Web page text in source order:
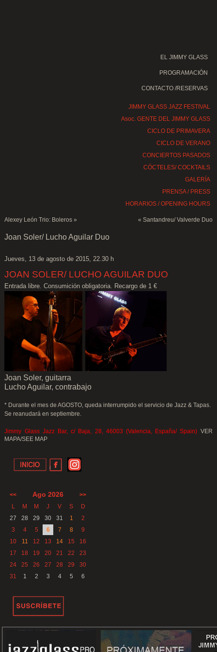
EL JIMMY GLASS
PROGRAMACIÓN
CONTACTO /RESERVAS
JIMMY GLASS JAZZ FESTIVAL
Asoc. GENTE DEL JIMMY GLASS
CICLO DE PRIMAVERA
CICLO DE VERANO
CONCIERTOS PASADOS
CÓCTELES/ COCKTAILS
GALERÍA
PRENSA / PRESS
HORARIOS / OPENING HOURS
Alexey León Trio: Boleros » « Santandreu/ Valverde Duo
Joan Soler/ Lucho Aguilar Duo
Jueves, 13 de agosto de 2015, 22.30 h
JOAN SOLER/ LUCHO AGUILAR DUO
Entrada libre. Consumición obligatoria. Recargo de 1 €
Joan Soler, guitarra
Lucho Aguilar, contrabajo
* Durante el mes de AGOSTO, queda interrumpido el servicio de Jazz & Tapas.
Se reanudará en septiembre.
Jimmy Glass Jazz Bar, c/ Baja, 28, 46003 (Valencia, España/ Spain) VER
MAPA/SEE MAP
<< Ago 2026
>>
L
M M J V S
D
27
28 29 30 31 1
2
3
4 5 6 7 8
9
10
11 12 13 14 15
16
17
18 19 20 21 22
23
24
25 26 27 28 29
30
31
1 2 3 4 5 6